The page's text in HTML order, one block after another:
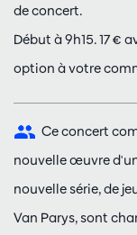
de concert.
Début à 9h15. 17 €
option à votre
Ce concert
nouvelle œuvre
nouvelle série, de
Van Parys, sont